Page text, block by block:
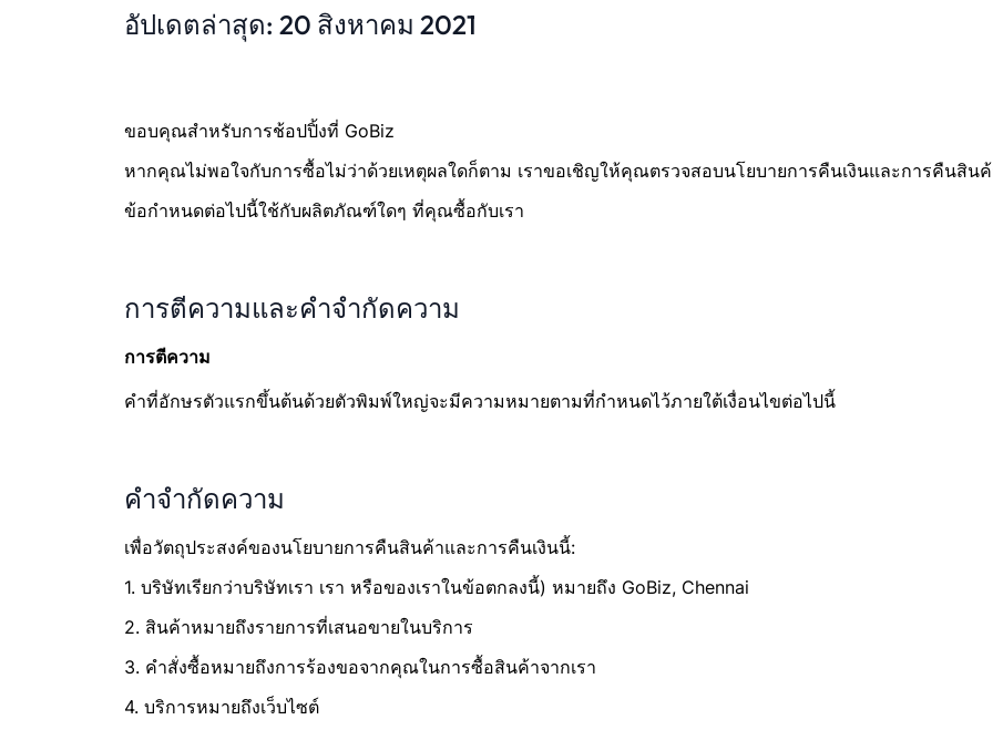
อัปเดตล่าสุด: 20 สิงหาคม 2021
ขอบคุณสำหรับการช้อปปิ้งที่ GoBiz
หากคุณไม่พอใจกับการซื้อไม่ว่าด้วยเหตุผลใดก็ตาม เราขอเชิญให้คุณตรวจสอบนโยบายการคืนเงินและการคืนสิน
ข้อกำหนดต่อไปนี้ใช้กับผลิตภัณฑ์ใดๆ ที่คุณซื้อกับเรา
การตีความและคำจำกัดความ
การตีความ
คำที่อักษรตัวแรกขึ้นต้นด้วยตัวพิมพ์ใหญ่จะมีความหมายตามที่กำหนดไว้ภายใต้เงื่อนไขต่อไปนี้
คำจำกัดความ
เพื่อวัตถุประสงค์ของนโยบายการคืนสินค้าและการคืนเงินนี้:
1. บริษัทเรียกว่าบริษัทเรา เรา หรือของเราในข้อตกลงนี้) หมายถึง GoBiz, Chennai
2. สินค้าหมายถึงรายการที่เสนอขายในบริการ
3. คำสั่งซื้อหมายถึงการร้องขอจากคุณในการซื้อสินค้าจากเรา
4. บริการหมายถึงเว็บไซต์